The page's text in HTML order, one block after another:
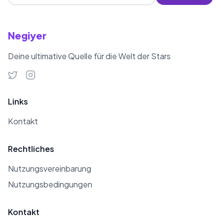
mit 40 lokalen Fernsehsendern. Sie
Gesundheitsprogramme für
Samanyolu TV, Show TV, Türkmax
Gurme und BEYAZ TV. Nur Viral, die
moderiert derzeit das
Var“ auf den Bildschirmen von Beyaz
TV. Aus ihrer ersten Ehe hat sie eine
November 2016 heiratete sie Cemil
Ertem, den Wirtschaftsberater von
Negiyer
Deine ultimative Quelle für die Welt der Stars
Links
Kontakt
Rechtliches
Nutzungsvereinbarung
Nutzungsbedingungen
Kontakt